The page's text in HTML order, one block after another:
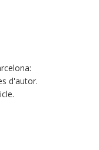
d'autor.